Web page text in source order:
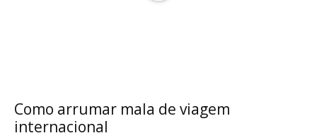
Como arrumar mala de viagem
internacional